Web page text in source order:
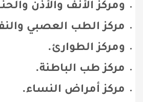
ومركز الأنف والأذن
مركز الطب العصبي
ومركز الطوارئ.
مركز طب الباطنة.
مركز أمراض النساء.